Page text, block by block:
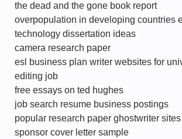
the dead and the gone book report
overpopulation in developing countries
technology dissertation ideas
camera research paper
esl business plan writer websites for
editing job
free essays on ted hughes
job search resume business postings
popular research paper ghostwriter
sponsor cover letter sample